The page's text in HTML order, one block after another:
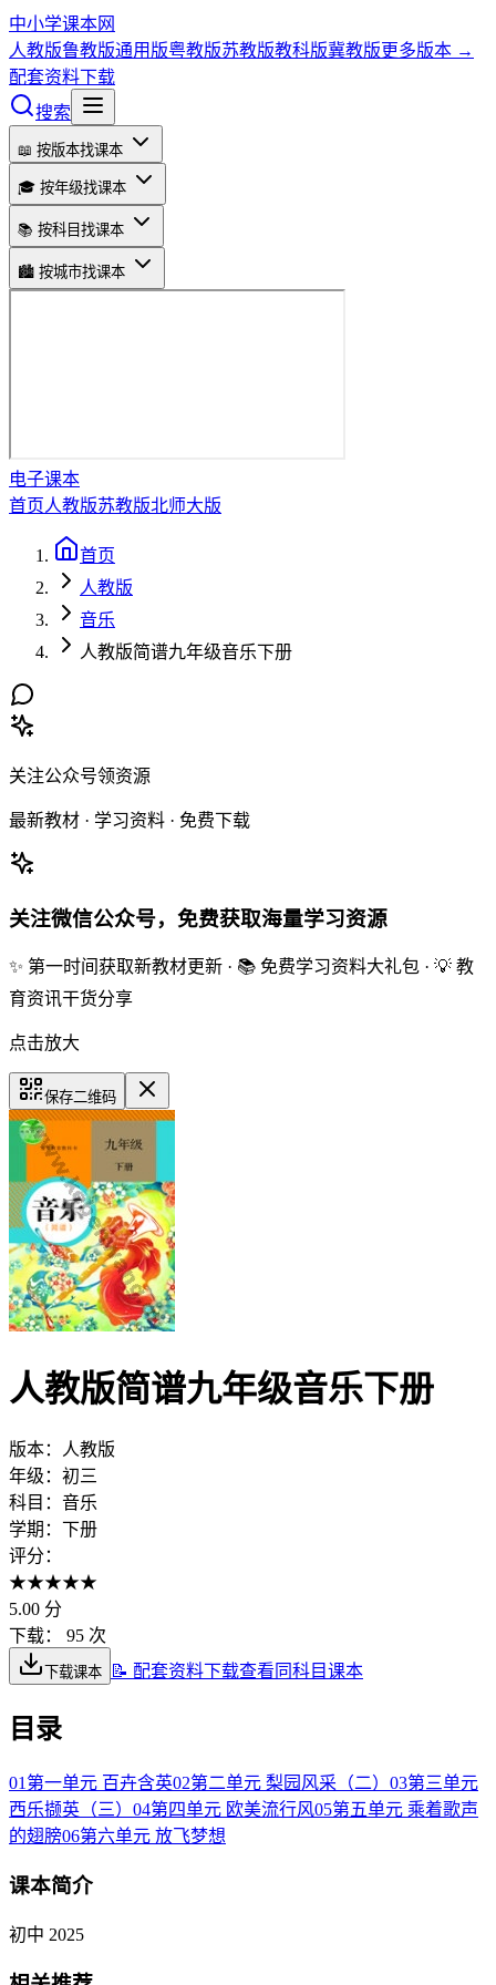
中小学课本网
人教版鲁教版通用版粤教版苏教版教科版冀教版更多版本 →
配套资料下载
搜索
📖 按版本找课本
🎓 按年级找课本
📚 按科目找课本
🏙️ 按城市找课本
电子课本
首页人教版苏教版北师大版
首页
人教版
音乐
人教版简谱九年级音乐下册
关注公众号领资源
最新教材 · 学习资料 · 免费下载
关注微信公众号，免费获取海量学习资源
✨ 第一时间获取新教材更新 · 📚 免费学习资料大礼包 · 💡 教
育资讯干货分享
点击放大
保存二维码
人教版简谱九年级音乐下册
版本：
人教版
年级： 初三
科目： 音乐
学期： 下册
评分：
★★★★★
5.00 分
下载：
95 次
下载课本 📝 配套资料下载查看同科目课本
目录
01 第一单元 百卉含英02第二单元 梨园风采（二） 03第三单元
西乐撷英（三） 04第四单元 欧美流行风05第五单元 乘着歌声
的翅膀06第六单元 放飞梦想
课本简介
初中 2025